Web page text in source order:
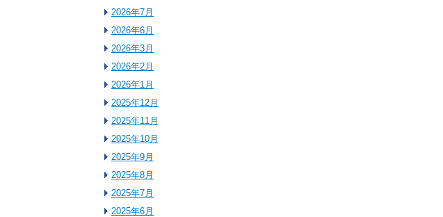
2026年7月
2026年6月
2026年3月
2026年2月
2026年1月
2025年12月
2025年11月
2025年10月
2025年9月
2025年8月
2025年7月
2025年6月